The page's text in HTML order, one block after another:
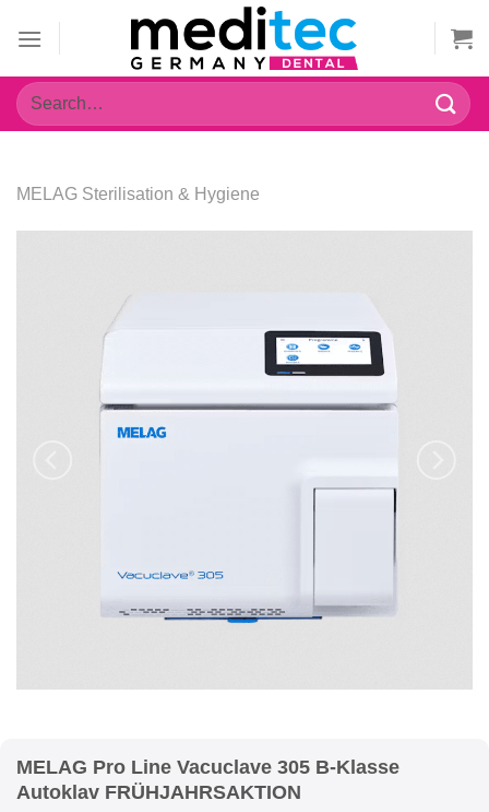
Inhalt
Search
for:
MELAG Sterilisation & Hygiene
MELAG Pro Line Vacuclave 305 B-Klasse
Autoklav FRÜHJAHRSAKTION